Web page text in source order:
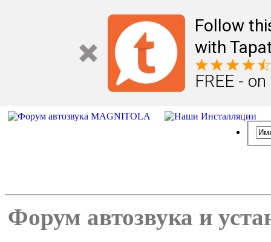
Follow
with
FREE -
Форум автозвука и